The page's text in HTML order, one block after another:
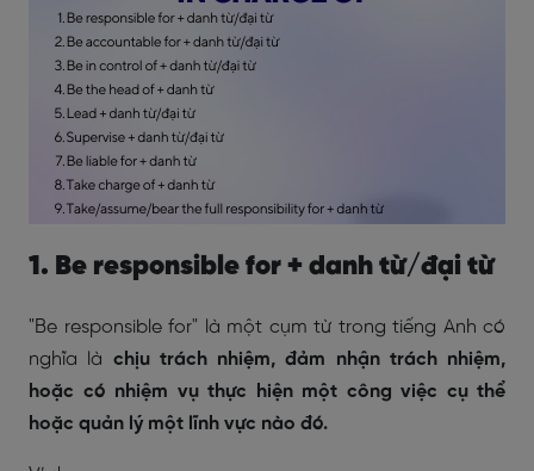
1. Be responsible for + danh từ/đại từ
"Be responsible for" là một cụm từ trong tiếng Anh có
nghĩa là chịu trách nhiệm, đảm nhận trách nhiệm,
hoặc có nhiệm vụ thực hiện một công việc cụ thể
hoặc quản lý một lĩnh vực nào đó.